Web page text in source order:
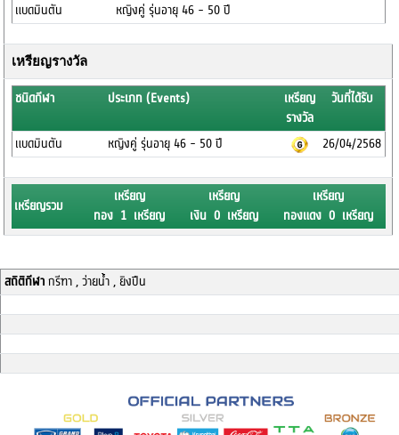
แบดมินตัน
หญิงคู่ รุ่นอายุ 46 - 50 ปี
เหรียญรางวัล
ชนิดกีฬา ประเภท (Events)
เหรียญ
รางวัล
วันที่ได้รับ
แบดมินตัน หญิงคู่ รุ่นอายุ 46 - 50 ปี 26/04/2568
เหรียญรวม
เหรียญ
ทอง 1 เหรียญ
เหรียญ
เงิน 0 เหรียญ
เหรียญ
ทองแดง 0 เหรียญ
สถิติกีฬากรีฑา , ว่ายน้ำ , ยิงปืน